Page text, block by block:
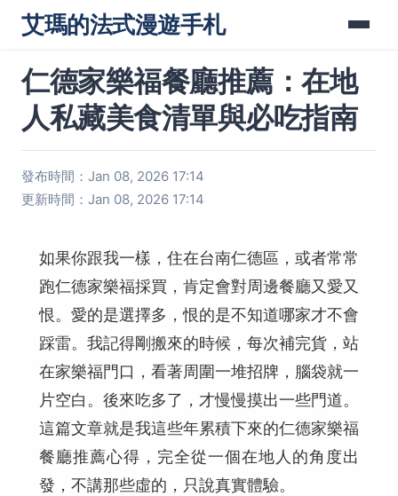
艾瑪的法式漫遊手札
仁德家樂福餐廳推薦：在地
人私藏美食清單與必吃指南
發布時間：Jan 08, 2026 17:14
更新時間：Jan 08, 2026 17:14
如果你跟我一樣，住在台南仁德區，或者常常
跑仁德家樂福採買，肯定會對周邊餐廳又愛又
恨。愛的是選擇多，恨的是不知道哪家才不會
踩雷。我記得剛搬來的時候，每次補完貨，站
在家樂福門口，看著周圍一堆招牌，腦袋就一
片空白。後來吃多了，才慢慢摸出一些門道。
這篇文章就是我這些年累積下來的仁德家樂福
餐廳推薦心得，完全從一個在地人的角度出
發，不講那些虛的，只說真實體驗。